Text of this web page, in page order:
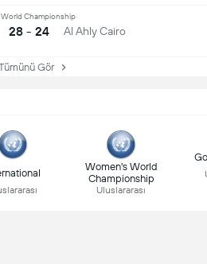
Championship
28 - 24 Al Ahly Cairo
Gör
Women's World
Championship
Uluslararası